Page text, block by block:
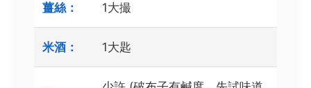
薑絲： 1大撮
米酒： 1大匙